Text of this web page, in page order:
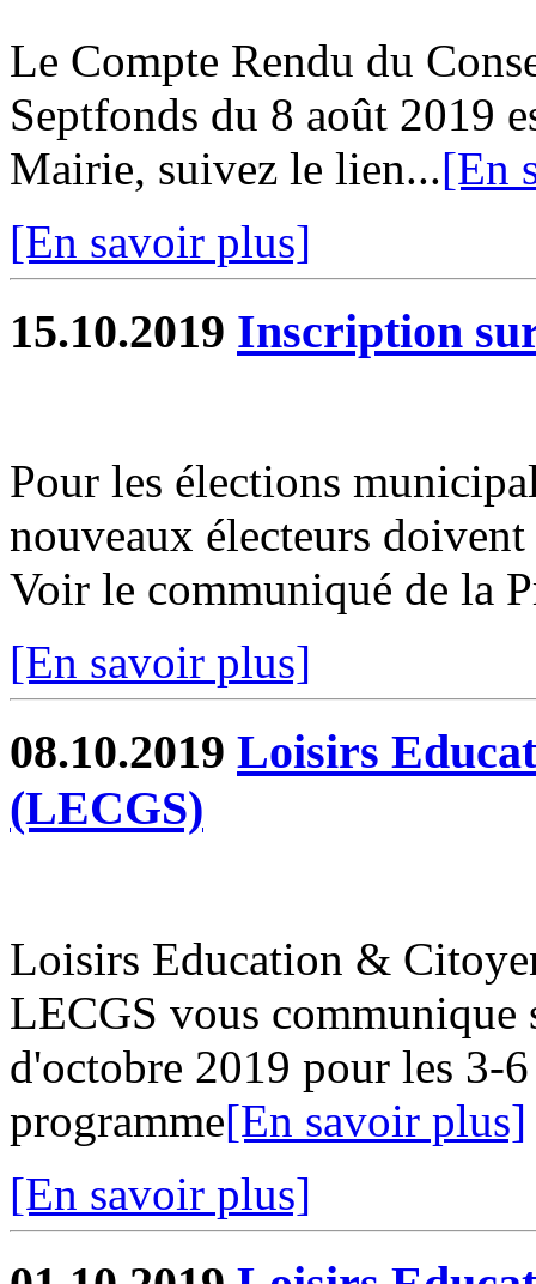
Le Compte Rendu du
Septfonds du 8 août 2019
Mairie, suivez le lien...[En
[En savoir plus]
15.10.2019 Inscription
Pour les élections
nouveaux électeurs
Voir le communiqué de la
[En savoir plus]
08.10.2019 Loisirs
(LECGS)
Loisirs Education &
LECGS vous communique
d'octobre 2019 pour les 3-
programme[En savoir plus]
[En savoir plus]